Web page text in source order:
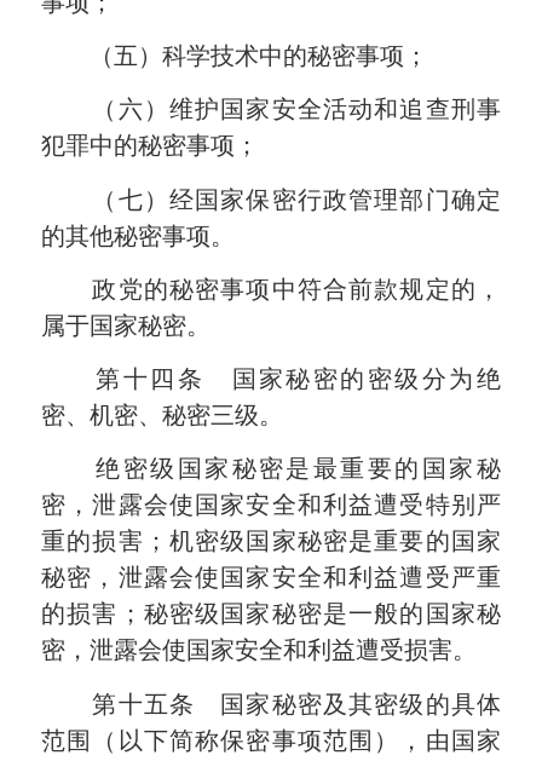
（五）科学技术中的秘密事项；
（六）维护国家安全活动和追查刑事
犯罪中的秘密事项；
（七）经国家保密行政管理部门确定
的其他秘密事项。
政党的秘密事项中符合前款规定的，
属于国家秘密。
第十四条 国家秘密的密级分为绝
密、机密、秘密三级。
绝密级国家秘密是最重要的国家秘
密，泄露会使国家安全和利益遭受特别严
重的损害；机密级国家秘密是重要的国家
秘密，泄露会使国家安全和利益遭受严重
的损害；秘密级国家秘密是一般的国家秘
密，泄露会使国家安全和利益遭受损害。
第十五条 国家秘密及其密级的具体
范围（以下简称保密事项范围），由国家